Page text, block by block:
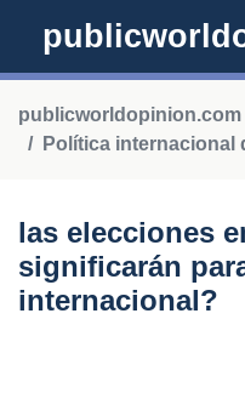
publicworldopinion.com
Política internacional
las elecciones
significarán
internacional?